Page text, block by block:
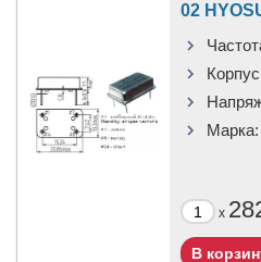
02
Марка:
x